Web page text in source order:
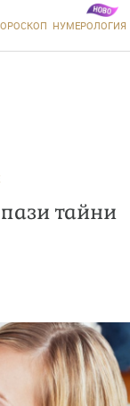
НУМЕРОЛОГИЯ
тайни